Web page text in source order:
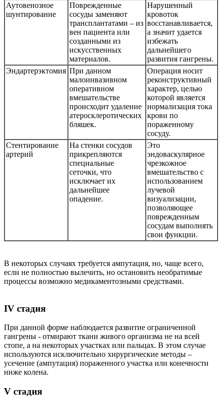
Аутовенозное
шунтирование
Поврежденные
сосуды заменяют
трансплантатами – из
вен пациента или
созданными из
искусственных
материалов.
Нарушенный
кровоток
восстанавливается,
а значит удается
избежать
дальнейшего
развития гангрены.
Эндартерэктомия При данном
малоинвазивном
оперативном
вмешательстве
происходит удаление
атеросклеротических
бляшек.
Операция носит
реконструктивный
характер, целью
которой является
нормализация тока
крови по
пораженному
сосуду.
Стентирование
артерий
На стенки сосудов
прикрепляются
специальные
сеточки, что
исключает их
дальнейшее
опадение.
Это
эндоваскулярное
чрезкожное
вмешательство с
использованием
лучевой
визуализации,
позволяющее
поврежденным
сосудам выполнять
свои функции.
В некоторых случаях требуется ампутация, но, чаще всего,
если не полностью вылечить, но остановить необратимые
процессы возможно медикаментозными средствами.
IV стадия
При данной форме наблюдается развитие ограниченной
гангрены - отмирают ткани живого организма не на всей
стопе, а на некоторых участках или пальцах. В этом случае
используются исключительно хирургические методы –
усечение (ампутация) пораженного участка или конечности
ниже колена.
V стадия